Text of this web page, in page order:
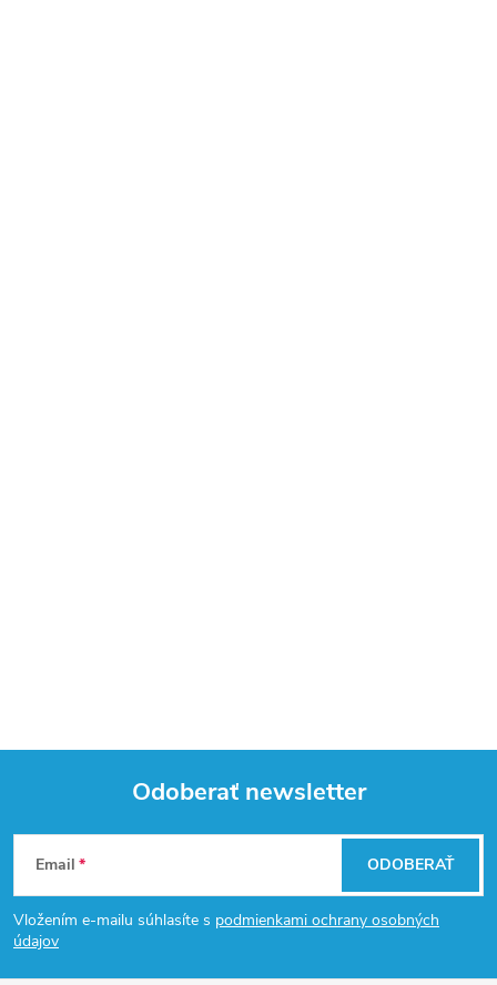
Z
á
p
Odoberať newsletter
Email
Vložením e-mailu súhlasíte s podmienkami ochrany osobných
údajov
ODOBERAŤ